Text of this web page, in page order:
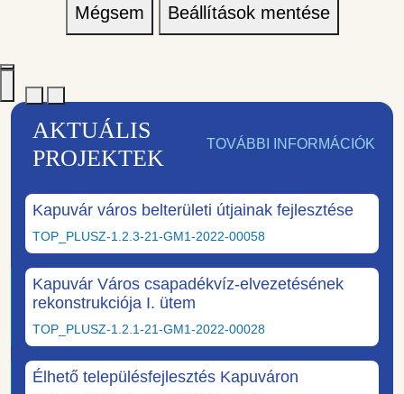
Mégsem Beállítások mentése
AKTUÁLIS
PROJEKTEK
TOVÁBBI INFORMÁCIÓK
Kapuvár város belterületi útjainak fejlesztése
TOP_PLUSZ-1.2.3-21-GM1-2022-00058
Kapuvár Város csapadékvíz-elvezetésének
rekonstrukciója I. ütem
TOP_PLUSZ-1.2.1-21-GM1-2022-00028
Élhető településfejlesztés Kapuváron